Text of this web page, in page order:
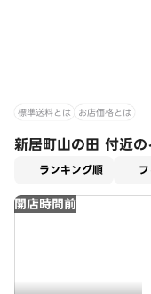
標準送料とは お店価格とは
新居町山の田 付近
ランキング順
開店時間前